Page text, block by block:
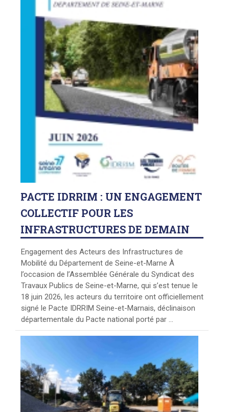
PACTE IDRRIM : UN ENGAGEMENT
COLLECTIF POUR LES
INFRASTRUCTURES DE DEMAIN
Engagement des Acteurs des Infrastructures de
Mobilité du Département de Seine-et-Marne À
l’occasion de l’Assemblée Générale du Syndicat des
Travaux Publics de Seine-et-Marne, qui s’est tenue le
18 juin 2026, les acteurs du territoire ont officiellement
signé le Pacte IDRRIM Seine-et-Marnais, déclinaison
départementale du Pacte national porté par ...